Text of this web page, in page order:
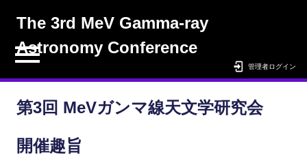
The 3rd MeV Gamma-ray
Astronomy Conference
管理者ログイン
第3回 MeVガンマ線天文学研究会
開催趣旨